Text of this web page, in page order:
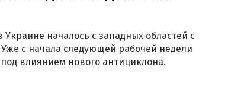
началось с западных областей с
с начала следующей рабочей недели
влиянием нового антициклона.